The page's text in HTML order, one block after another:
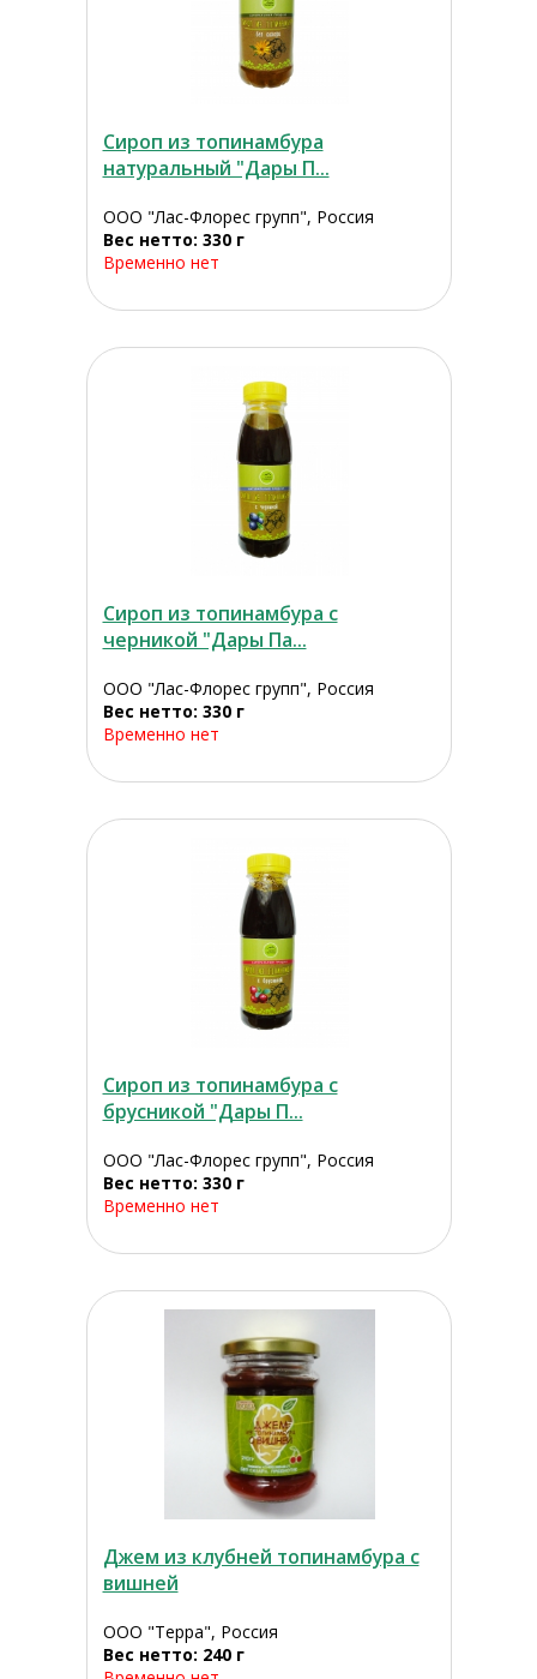
Сироп из топинамбура
натуральный "Дары П...
ООО "Лас-Флорес групп", Россия
Вес нетто: 330 г
Временно нет
Сироп из топинамбура с
черникой "Дары Па...
ООО "Лас-Флорес групп", Россия
Вес нетто: 330 г
Временно нет
Сироп из топинамбура с
брусникой "Дары П...
ООО "Лас-Флорес групп", Россия
Вес нетто: 330 г
Временно нет
Джем из клубней топинамбура с
вишней
ООО "Терра", Россия
Вес нетто: 240 г